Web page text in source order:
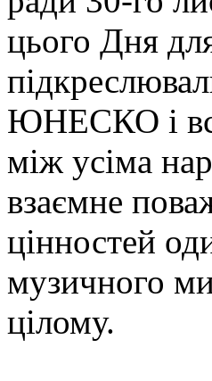
цього Дня
ЮНЕСКО і
між усіма
взаємне
цінностей
музичного
цілому.